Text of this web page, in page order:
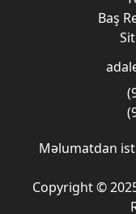
Baş
Məlumatdan
Copyright ©